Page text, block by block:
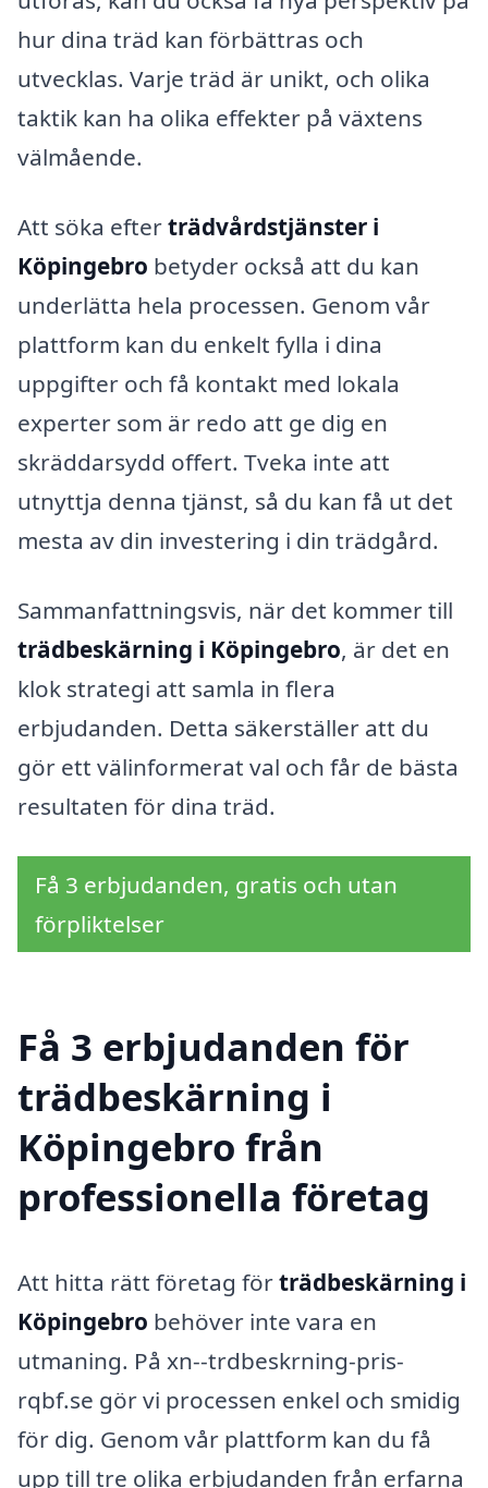
hur dina träd kan förbättras och
utvecklas. Varje träd är unikt, och olika
taktik kan ha olika effekter på växtens
välmående.
Att söka efterträdvårdstjänster i
Köpingebro betyder också att du kan
underlätta hela processen. Genom vår
plattform kan du enkelt fylla i dina
uppgifter och få kontakt med lokala
experter som är redo att ge dig en
skräddarsydd offert. Tveka inte att
utnyttja denna tjänst, så du kan få ut det
mesta av din investering i din trädgård.
Sammanfattningsvis, när det kommer till
trädbeskärning i Köpingebro, är det en
klok strategi att samla in flera
erbjudanden. Detta säkerställer att du
gör ett välinformerat val och får de bästa
resultaten för dina träd.
Få 3 erbjudanden, gratis och utan
förpliktelser
Få 3 erbjudanden för
trädbeskärning i
Köpingebro från
professionella företag
Att hitta rätt företag förträdbeskärning i
Köpingebro behöver inte vara en
utmaning. På xn--trdbeskrning-pris-
rqbf.se gör vi processen enkel och smidig
för dig. Genom vår plattform kan du få
upp till tre olika erbjudanden från erfarna